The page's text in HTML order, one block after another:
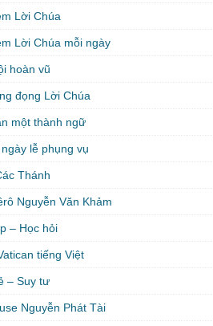
Lời Chúa
Lời Chúa mỗi ngày
hoàn vũ
đọng Lời Chúa
một thành ngữ
lễ phụng vụ
Thánh
Nguyễn Văn Khảm
– Học hỏi
tiếng Việt
– Suy tư
Nguyễn Phát Tài